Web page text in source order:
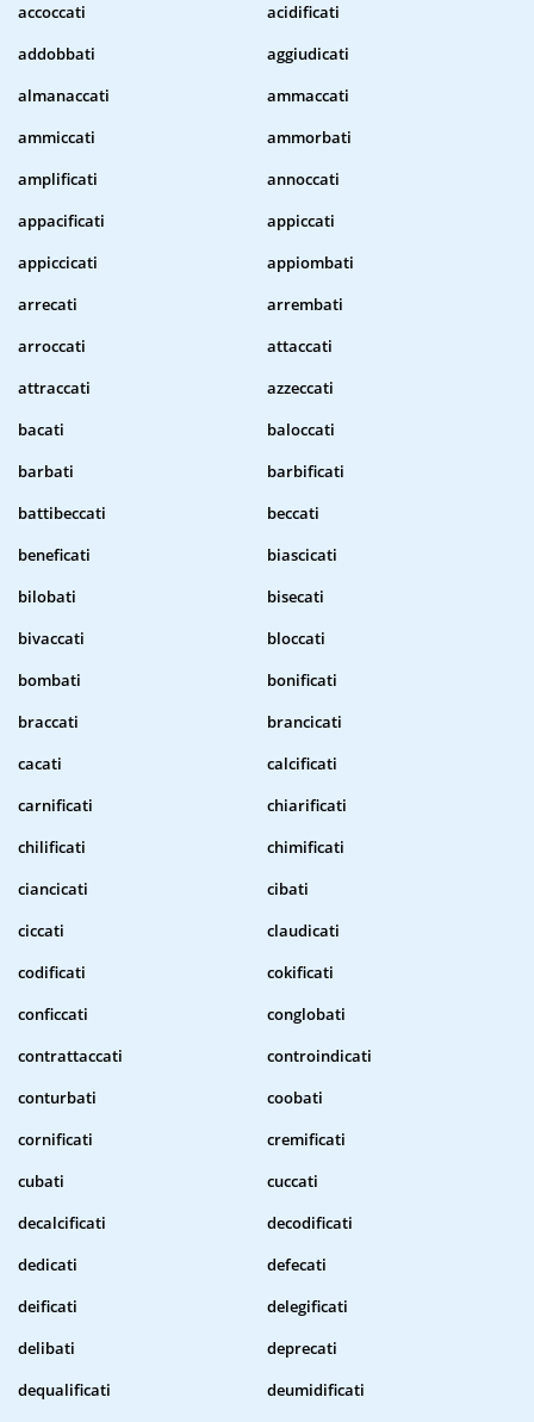
accoccati
acidificati
addobbati
aggiudicati
almanaccati
ammaccati
ammiccati
ammorbati
amplificati
annoccati
appacificati
appiccati
appiccicati
appiombati
arrecati
arrembati
arroccati
attaccati
attraccati
azzeccati
bacati
baloccati
barbati
barbificati
battibeccati
beccati
beneficati
biascicati
bilobati
bisecati
bivaccati
bloccati
bombati
bonificati
braccati
brancicati
cacati
calcificati
carnificati
chiarificati
chilificati
chimificati
ciancicati
cibati
ciccati
claudicati
codificati
cokificati
conficcati
conglobati
contrattaccati
controindicati
conturbati
coobati
cornificati
cremificati
cubati
cuccati
decalcificati
decodificati
dedicati
defecati
deificati
delegificati
delibati
deprecati
dequalificati
deumidificati